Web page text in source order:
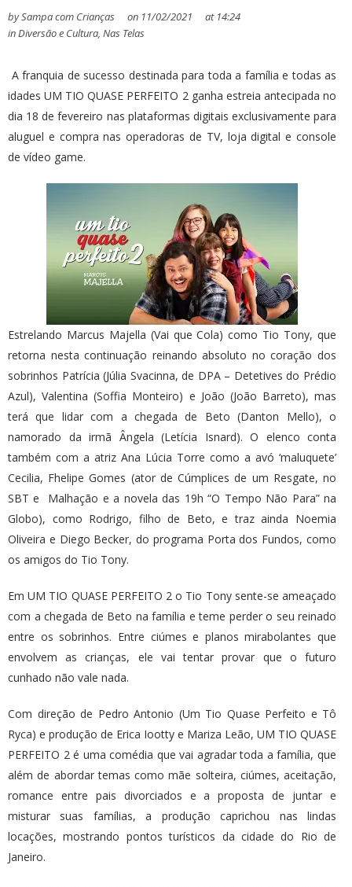
bySampa com Crianças on 11/02/2021 at 14:24
inDiversão e Cultura, Nas Telas
A franquia de sucesso destinada para toda a família e todas as
idades UM TIO QUASE PERFEITO 2 ganha estreia antecipada no
dia 18 de fevereiro nas plataformas digitais exclusivamente para
aluguel e compra nas operadoras de TV, loja digital e console
de vídeo game.
Estrelando Marcus Majella (Vai que Cola) como Tio Tony, que
retorna nesta continuação reinando absoluto no coração dos
sobrinhos Patrícia (Júlia Svacinna, de DPA – Detetives do Prédio
Azul), Valentina (Soffia Monteiro) e João (João Barreto), mas
terá que lidar com a chegada de Beto (Danton Mello), o
namorado da irmã Ângela (Letícia Isnard). O elenco conta
também com a atriz Ana Lúcia Torre como a avó ‘maluquete’
Cecilia, Fhelipe Gomes (ator de Cúmplices de um Resgate, no
SBT e Malhação e a novela das 19h “O Tempo Não Para” na
Globo), como Rodrigo, filho de Beto, e traz ainda Noemia
Oliveira e Diego Becker, do programa Porta dos Fundos, como
os amigos do Tio Tony.
Em UM TIO QUASE PERFEITO 2 o Tio Tony sente-se ameaçado
com a chegada de Beto na família e teme perder o seu reinado
entre os sobrinhos. Entre ciúmes e planos mirabolantes que
envolvem as crianças, ele vai tentar provar que o futuro
cunhado não vale nada.
Com direção de Pedro Antonio (Um Tio Quase Perfeito e Tô
Ryca) e produção de Erica Iootty e Mariza Leão, UM TIO QUASE
PERFEITO 2 é uma comédia que vai agradar toda a família, que
além de abordar temas como mãe solteira, ciúmes, aceitação,
romance entre pais divorciados e a proposta de juntar e
misturar suas famílias, a produção caprichou nas lindas
locações, mostrando pontos turísticos da cidade do Rio de
Janeiro.